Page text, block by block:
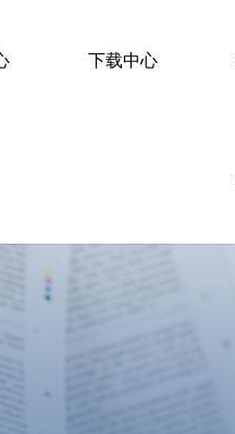
下载中心